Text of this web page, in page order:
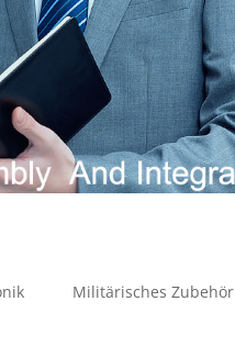
Militärisches Zubehör